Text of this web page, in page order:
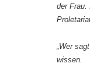
der Frau.
„Wer
wissen.